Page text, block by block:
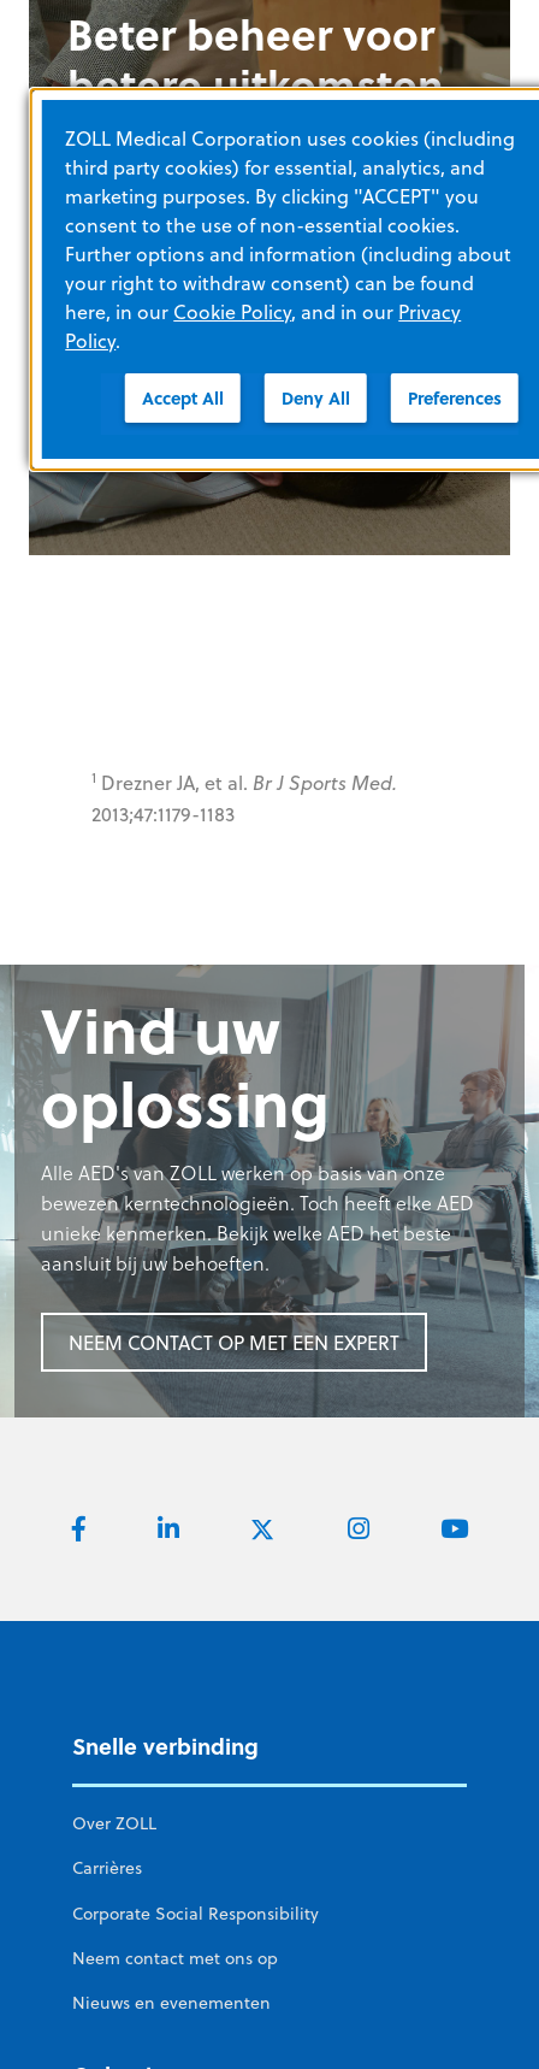
Beter beheer voor
betere uitkomsten
Uit onderzoek is gebleken dat een AED-
programma, mits goed toegepast, de
overlevingskans aanzienlijk kan verbeteren.1
U kunt rekenen op onze toonaangevende
PlusTrac-software voor programmabeheer
en ons flexibele service- en trainingsaanbod
om ervoor te zorgen dat uw hulpverleners
iemands leven in gevaar is.
1 Drezner JA, et al. Br J Sports Med.
2013;47:1179-1183
Vind uw
oplossing
Alle AED's van ZOLL werken op basis van onze
bewezen kerntechnologieën. Toch heeft elke AED
unieke kenmerken. Bekijk welke AED het beste
aansluit bij uw behoeften.
NEEM CONTACT OP MET EEN EXPERT
Snelle verbinding
Over ZOLL
Carrières
Corporate Social Responsibility
Neem contact met ons op
Nieuws en evenementen
ZOLL Medical Corporation uses cookies (including
third party cookies) for essential, analytics, and
marketing purposes. By clicking "ACCEPT" you
consent to the use of non-essential cookies.
Further options and information (including about
your right to withdraw consent) can be found
here, in our Cookie Policy, and in our Privacy
Policy.
Accept All Deny All Preferences